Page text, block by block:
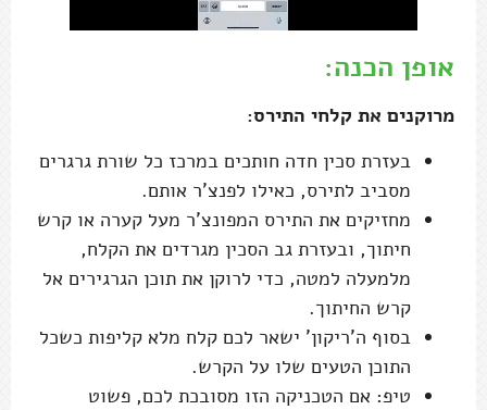
אופן הכנה:
מרוקנים את קלחי התירס:
בעזרת סכין חדה חותכים במרכז כל שורת גרגרים
מסביב לתירס, כאילו לפנצ'ר אותם.
מחזיקים את התירס המפונצ'ר מעל קערה או קרש
חיתוך, ובעזרת גב הסכין מגרדים את הקלח,
מלמעלה למטה, כדי לרוקן את תוכן הגרגירים אל
קרש החיתוך.
בסוף ה'ריקון' ישאר לכם קלח מלא קליפות כשכל
התוכן הטעים שלו על הקרש.
טיפ: אם הטכניקה הזו מסובכת לכם, פשוט